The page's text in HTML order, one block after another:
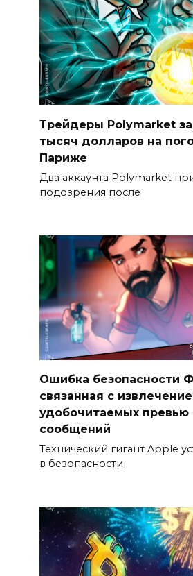
Трейдеры Polymarket
тысяч долларов на
Париже
Два аккаунта Polymarket
подозрения после
Ошибка безопасности
связанная с
удобочитаемых превью
сообщений
Технический гигант Apple
в безопасности